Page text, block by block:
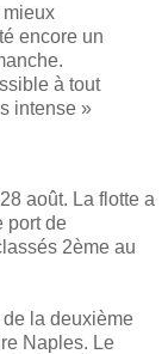
mieux
encore un
à tout
intense »
août. La flotte a
port de
2ème au
la deuxième
Naples. Le